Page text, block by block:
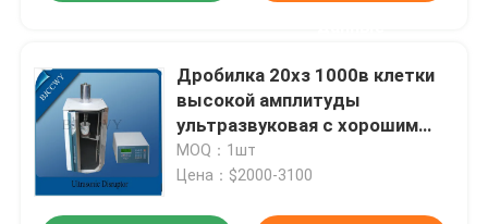
Дробилка 20хз 1000в клетки
высокой амплитуды
ультразвуковая с хорошим
сопротивлением жары
MOQ：1шт
Цена：$2000-3100